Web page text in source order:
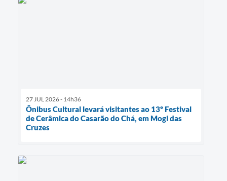
27 JUL 2026 - 14h36
Ônibus Cultural levará visitantes ao 13º Festival
de Cerâmica do Casarão do Chá, em Mogi das
Cruzes